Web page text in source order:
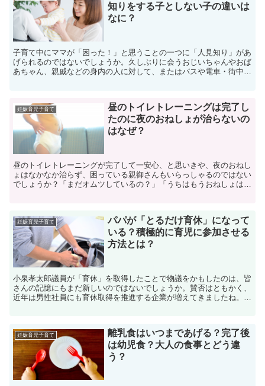
知りをする子としない子の違いは
なに？
子育て中にママが「困った！」と思うことの一つに「人見知り」があ
げられるのではないでしょうか。久しぶりに会うおじいちゃんやおば
あちゃん、親戚などの身内の人に対して、またはバスや電車・街中で
妊娠育児子育て
昼のトイレトレーニングは完了し
たのに夜のおねしょが治らないの
はなぜ？
昼のトイレトレーニングが完了して一安心、と思いきや、夜のおねし
ょはなかなか治らず、困っている親御さんもいらっしゃるのではない
でしょうか？「まだオムツしているの？」「うちはもうおねしょはし
妊娠育児子育て
パパが「とるだけ育休」になって
いる？積極的に育児に参加させる
方法とは？
小泉孝太郎議員が「育休」を取得したことで物議をかもしたのは、皆
さんの記憶にもまだ新しいのではないでしょうか。賛否はともかく、
近年は男性社員にも育休取得を推進する企業が増えてきましたね。し
妊娠育児子育て
離乳食はいつまであげる？完了後
は幼児食？大人の食事とどう違
う？